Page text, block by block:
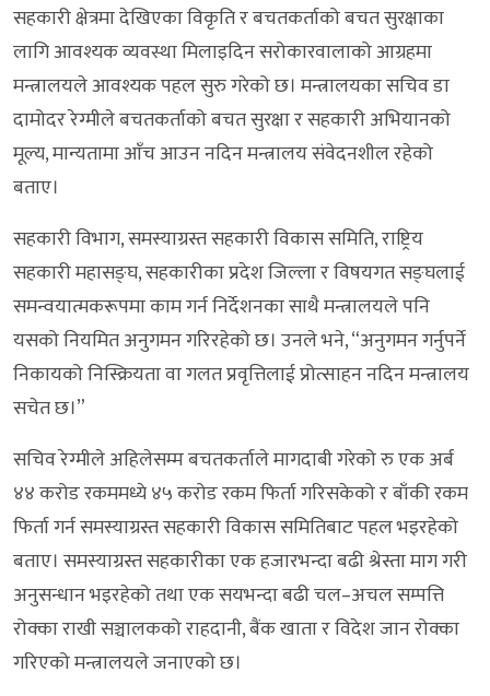
सहकारी क्षेत्रमा देखिएका विकृति र बचतकर्ताको बचत सुरक्षाका
लागि आवश्यक व्यवस्था मिलाइदिन सरोकारवालाको आग्रहमा
मन्त्रालयले आवश्यक पहल सुरु गरेको छ। मन्त्रालयका सचिव डा
दामोदर रेग्मीले बचतकर्ताको बचत सुरक्षा र सहकारी अभियानको
मूल्य, मान्यतामा आँच आउन नदिन मन्त्रालय संवेदनशील रहेको
बताए।
सहकारी विभाग, समस्याग्रस्त सहकारी विकास समिति, राष्ट्रिय
सहकारी महासङ्घ, सहकारीका प्रदेश जिल्ला र विषयगत सङ्घलाई
समन्वयात्मकरूपमा काम गर्न निर्देशनका साथै मन्त्रालयले पनि
यसको नियमित अनुगमन गरिरहेको छ। उनले भने, “अनुगमन गर्नुपर्ने
निकायको निस्क्रियता वा गलत प्रवृत्तिलाई प्रोत्साहन नदिन मन्त्रालय
सचेत छ।”
सचिव रेग्मीले अहिलेसम्म बचतकर्ताले मागदाबी गरेको रु एक अर्ब
४४ करोड रकममध्ये ४५ करोड रकम फिर्ता गरिसकेको र बाँकी रकम
फिर्ता गर्न समस्याग्रस्त सहकारी विकास समितिबाट पहल भइरहेको
बताए। समस्याग्रस्त सहकारीका एक हजारभन्दा बढी श्रेस्ता माग गरी
अनुसन्धान भइरहेको तथा एक सयभन्दा बढी चल–अचल सम्पत्ति
रोक्का राखी सञ्चालकको राहदानी, बैंक खाता र विदेश जान रोक्का
गरिएको मन्त्रालयले जनाएको छ।